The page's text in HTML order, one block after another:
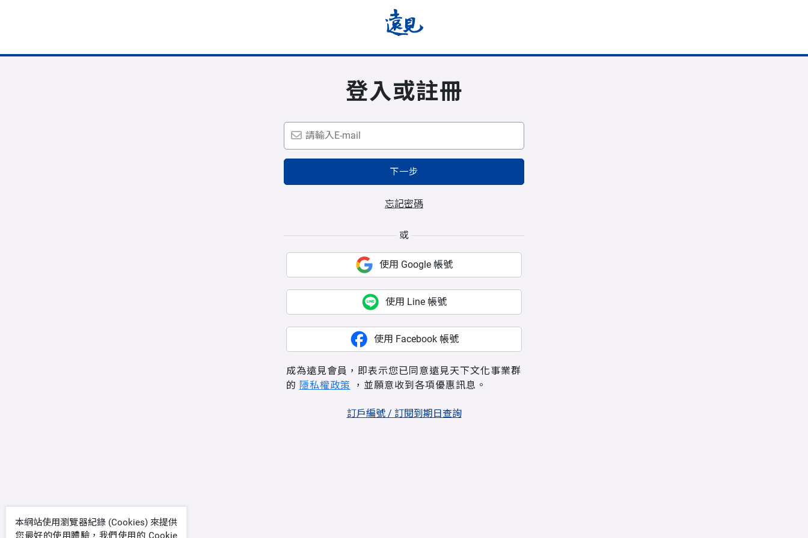
登入或註冊
下一步
忘記密碼
或
使用 Google 帳號
使用 Line 帳號
使用 Facebook 帳號
成為遠見會員，即表示您已同意遠見天下文化事業群
的 隱私權政策 ，並願意收到各項優惠訊息。
訂戶編號 / 訂閱到期日查詢
本網站使用瀏覽器紀錄 (Cookies) 來提供
您最好的使用體驗，我們使用的 Cookie